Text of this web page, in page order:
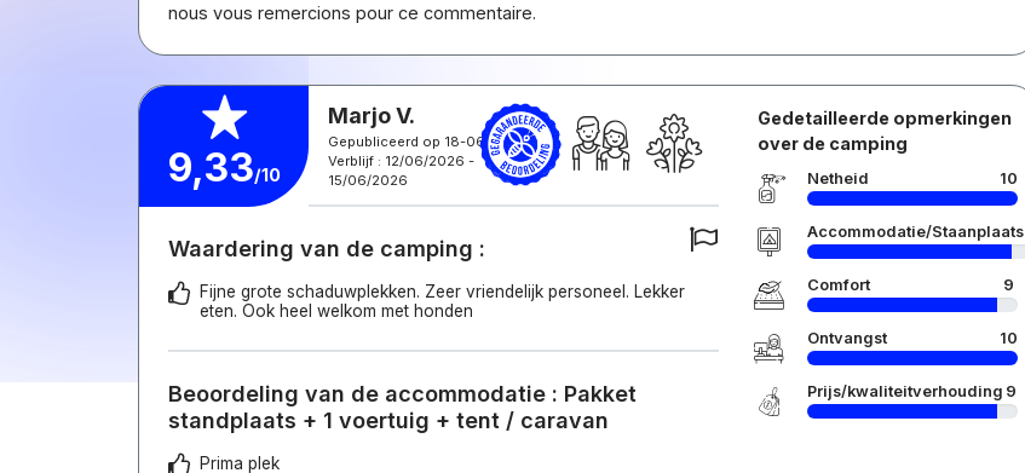
nous vous remercions pour ce commentaire.
9,33/10
Marjo V.
Gepubliceerd op 18-06-2026
Verblijf : 12/06/2026 -
15/06/2026
Waardering van de camping :
Fijne grote schaduwplekken. Zeer vriendelijk personeel. Lekker
eten. Ook heel welkom met honden
Beoordeling van de accommodatie : Pakket
standplaats + 1 voertuig + tent / caravan
Prima plek
Gedetailleerde opmerkingen
over de camping
Netheid 10
Accommodatie/Staanplaats
Comfort 9
Ontvangst 10
Prijs/kwaliteitverhouding 9